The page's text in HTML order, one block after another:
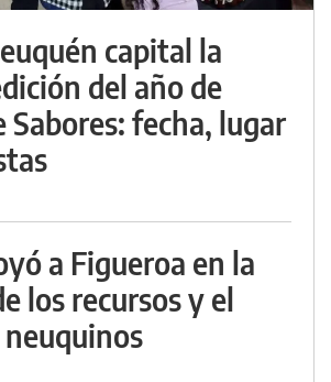
capital la
del año de
Sabores: fecha, lugar
a Figueroa en la
los recursos y el